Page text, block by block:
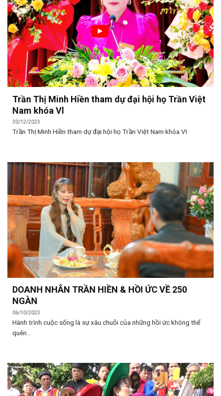
Trần Thị Minh Hiền tham dự đại hội họ Trần Việt
Nam khóa Vl
30/12/2023
Trần Thị Minh Hiền tham dự đại hội họ Trần Việt Nam khóa VI
DOANH NHÂN TRẦN HIỀN & HỒI ỨC VỀ 250
NGÀN
06/10/2023
Hành trình cuộc sống là sự xâu chuỗi của những hồi ức không thể
quên...